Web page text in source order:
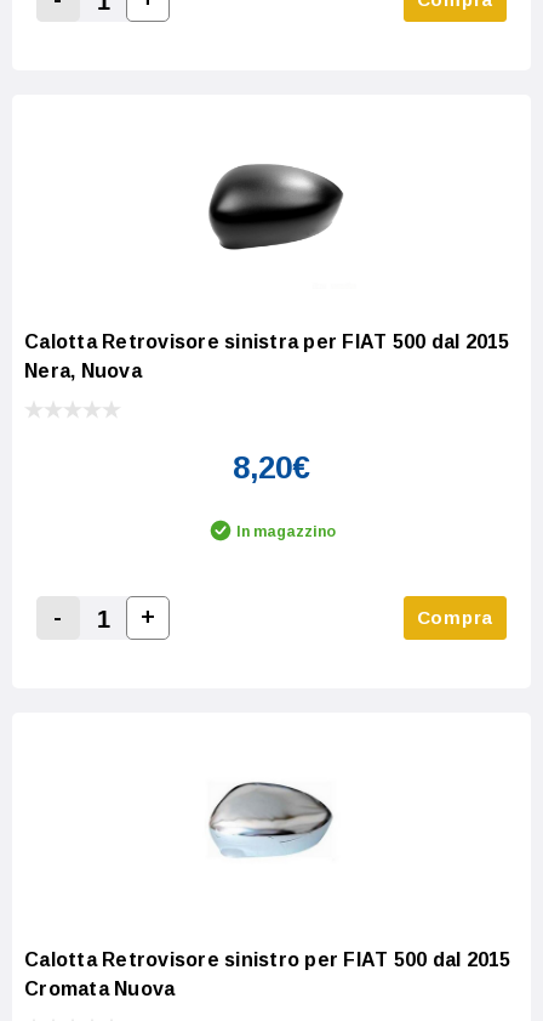
Decrease Quantity:
Increase Quantity:
Calotta Retrovisore sinistra per FIAT 500 dal 2015
Nera, Nuova
8,20€
In magazzino
Decrease Quantity:
-
Increase Quantity:
+ Compra
Calotta Retrovisore sinistro per FIAT 500 dal 2015
Cromata Nuova